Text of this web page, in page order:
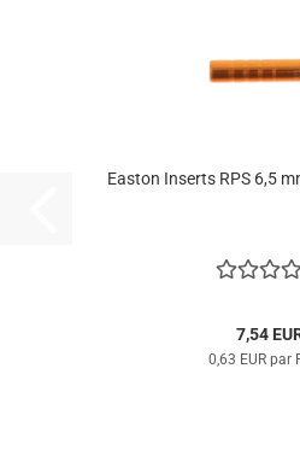
Easton Inserts RPS 6,5
7,54
0,63 EUR par